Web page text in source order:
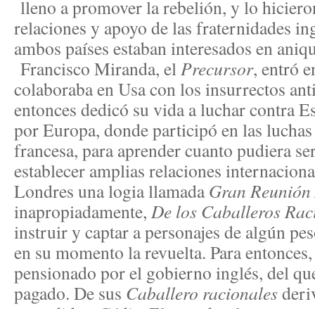
lleno a promover la rebelión, y lo
relaciones y apoyo de las fraternidades
ambos países estaban interesados en
Francisco Miranda, elPrecursor, entró
colaboraba en Usa con los insurrectos
entonces dedicó su vida a luchar contra
por Europa, donde participó en las
francesa, para aprender cuanto pudiera
establecer amplias relaciones
Londres una logia llamadaGran
inapropiadamente, De los Caballeros
instruir y captar a personajes de algún
en su momento la revuelta. Para
pensionado por el gobierno inglés, del
pagado. De sus Caballero racionales